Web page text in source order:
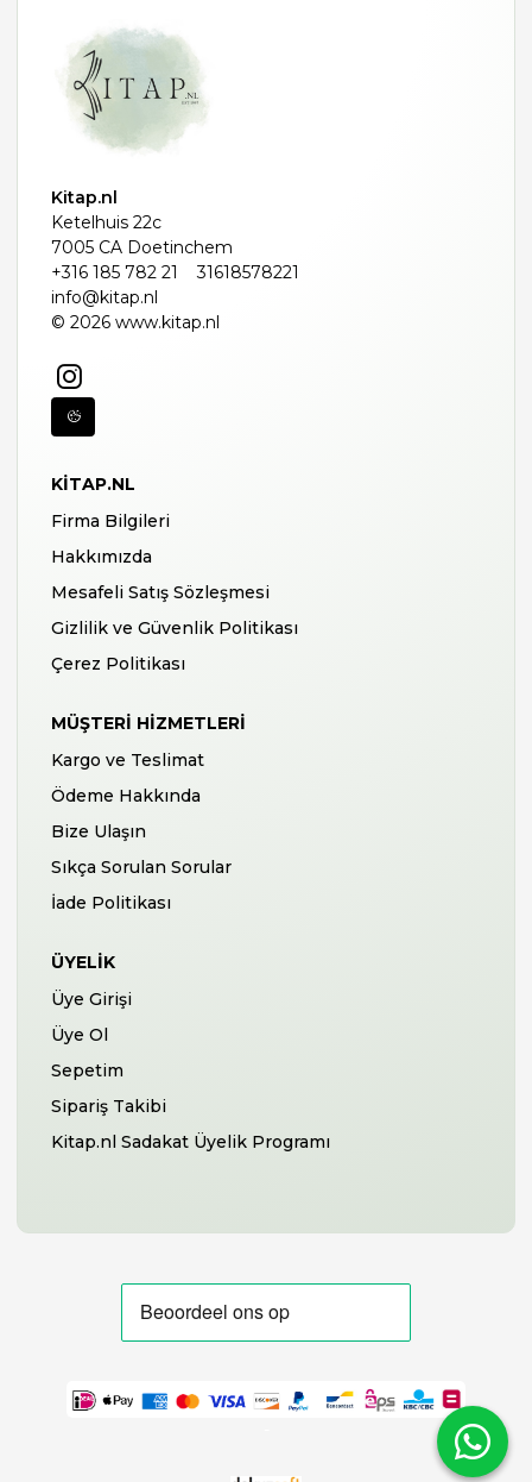
Kitap.nl
Ketelhuis 22c
7005 CA Doetinchem
+316 185 782 21
31618578221
info@kitap.nl
© 2026 www.kitap.nl
KITAP.NL
Firma Bilgileri
Hakkımızda
Mesafeli Satış Sözleşmesi
Gizlilik ve Güvenlik Politikası
Çerez Politikası
MÜŞTERI HIZMETLERI
Kargo ve Teslimat
Ödeme Hakkında
Bize Ulaşın
Sıkça Sorulan Sorular
İade Politikası
ÜYELIK
Üye Girişi
Üye Ol
Sepetim
Sipariş Takibi
Kitap.nl Sadakat Üyelik Programı